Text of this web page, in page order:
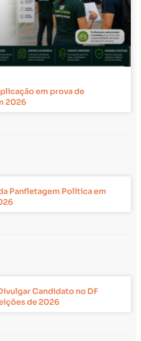
em prova de
2026
Panfletagem Política em
Candidato no DF
de 2026